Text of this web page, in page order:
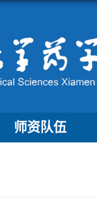
师资队伍